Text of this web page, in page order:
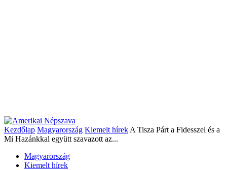
Kezdőlap Magyarország Kiemelt hírek A Tisza Párt a Fidesszel és a
Mi Hazánkkal együtt szavazott az...
Magyarország
Kiemelt hírek